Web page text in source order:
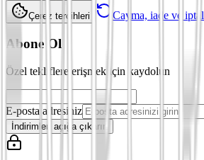
Çerez tercihleri Cayma, iade ve iptal
Abone Ol
Özel tekliflere erişmek için kaydolun
E-posta adresiniz
İndirimleri açığa çıkarın